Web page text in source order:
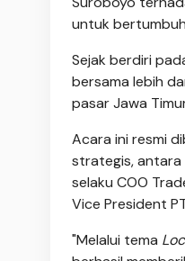
untuk
Sejak berdiri
bersama lebih
pasar Jawa
Acara ini resmi
strategis, antara
selaku COO
Vice President
"Melalui tema